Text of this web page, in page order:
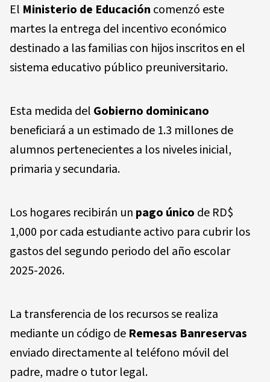
El Ministerio de Educación comenzó este
martes la entrega del incentivo económico
destinado a las familias con hijos inscritos en el
sistema educativo público preuniversitario.
Esta medida del Gobierno dominicano
beneficiará a un estimado de 1.3 millones de
alumnos pertenecientes a los niveles inicial,
primaria y secundaria.
Los hogares recibirán un pago único de RD$
1,000 por cada estudiante activo para cubrir los
gastos del segundo periodo del año escolar
2025-2026.
La transferencia de los recursos se realiza
mediante un código de Remesas Banreservas
enviado directamente al teléfono móvil del
padre, madre o tutor legal.